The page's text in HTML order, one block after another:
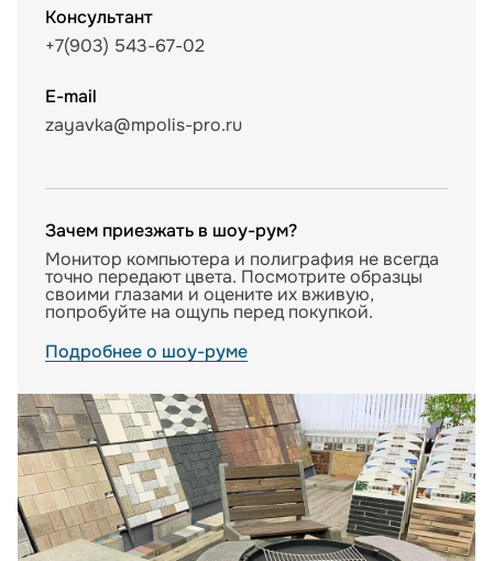
Консультант
+7(903) 543-67-02
E-mail
zayavka@mpolis-pro.ru
Зачем приезжать в шоу-рум?
Монитор компьютера и полиграфия не всегда
точно передают цвета. Посмотрите образцы
своими глазами и оцените их вживую,
попробуйте на ощупь перед покупкой.
Подробнее о шоу-руме